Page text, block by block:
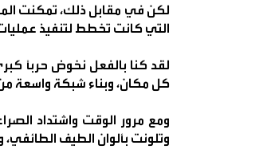
لكن في مقابل ذلك، تمكنت
التي كانت تخطط لتنفيذ
لقد كنا بالفعل نخوض حرباً
كل مكان، وبناء شبكة واسعة من
ومع مرور الوقت واشتداد
وتلونت بألوان الطيف